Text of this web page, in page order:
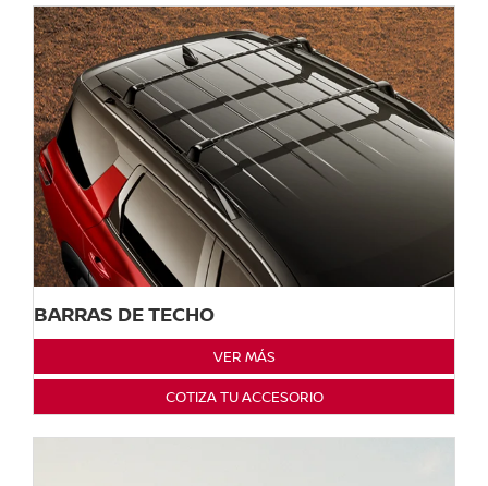
BARRAS DE TECHO
VER MÁS
COTIZA TU ACCESORIO